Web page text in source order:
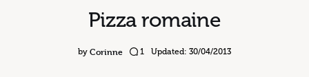
Voyages & Saveurs
Art & Design
Pizza romaine
by Corinne 1 Updated: 30/04/2013